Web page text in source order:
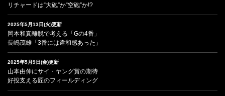
リチャードは“大砲”か“空砲”か!?
2025年5月13日(火)更新
岡本和真離脱で考える「Gの4番」
長嶋茂雄「3番には違和感あった」
2025年5月9日(金)更新
山本由伸にサイ・ヤング賞の期待
好投支える匠のフィールディング